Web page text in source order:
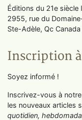
Éditions du 21e siècle
2955, rue du
Ste-Adèle, Qc
Inscription
Soyez informé !
Inscrivez-vous à notre
les nouveaux articles
quotidien,